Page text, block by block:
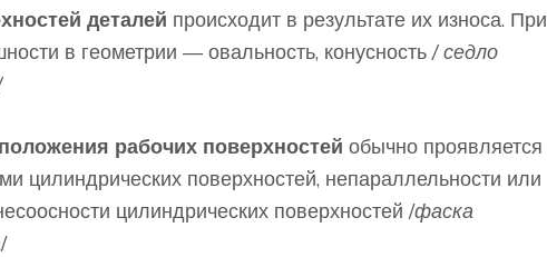
деталей происходит в результате их износа. При
в геометрии — овальность, конусность/ седло
рабочих поверхностей обычно проявляется
цилиндрических поверхностей, непараллельности или
цилиндрических поверхностей /фаска
/